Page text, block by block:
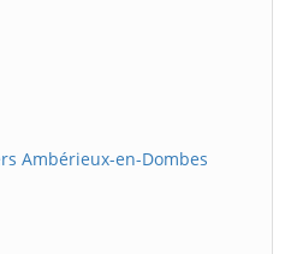
Ambérieux-en-Dombes